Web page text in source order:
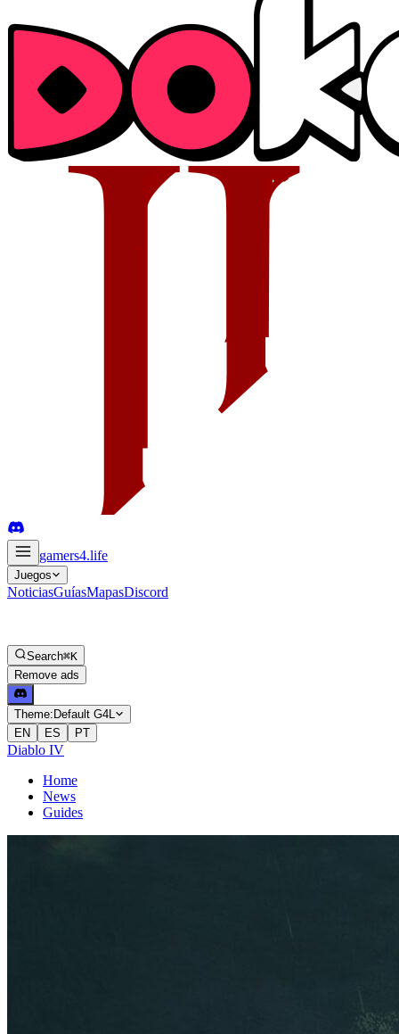
gamers4.life
Juegos
NoticiasGuíasMapasDiscord
Search⌘K
Remove ads
Theme: Default G4L
EN
ES PT
Diablo IV
Home
News
Guides